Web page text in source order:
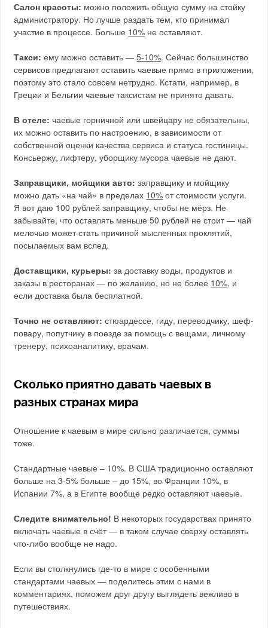
Салон красоты: можно положить общую сумму на стойку
администратору. Но лучше раздать тем, кто принимал
участие в процессе. Больше 10% не оставляют.
Такси: ему можно оставить —5-10%. Сейчас большинство
сервисов предлагают оставить чаевые прямо в приложении,
поэтому это стало совсем нетрудно. Кстати, например, в
Греции и Бельгии чаевые таксистам не принято давать.
В отеле: чаевые горничной или швейцару не обязательны,
их можно оставить по настроению, в зависимости от
собственной оценки качества сервиса и статуса гостиницы.
Консьержу, лифтеру, уборщику мусора чаевые не дают.
Заправщики, мойщики авто: заправщику и мойщику
можно дать «на чай» в пределах 10% от стоимости услуги.
Я вот даю 100 рублей заправщику, чтобы не мёрз. Не
забывайте, что оставлять меньше 50 рублей не стоит — чай
мелочью может стать причиной мысленных проклятий,
посылаемых вам вслед.
Доставщики, курьеры: за доставку воды, продуктов и
заказы в ресторанах — по желанию, но не более 10%, и
если доставка была бесплатной.
Точно не оставляют: стюардессе, гиду, переводчику, шеф-
повару, попутчику в поезде за помощь с вещами, личному
тренеру, психоаналитику, врачам.
Сколько приятно давать чаевых в
разных странах мира
Отношение к чаевым в мире сильно различается, суммы
тоже.
Стандартные чаевые – 10%. В США традиционно оставляют
больше на 3-5% больше – до 15%, во Франции 10%, в
Испании 7%, а в Египте вообще редко оставляют чаевые.
Следите внимательно! В некоторых государствах принято
включать чаевые в счёт — в таком случае сверху оставлять
что-либо вообще не надо.
Если вы столкнулись где-то в мире с особенными
стандартами чаевых — поделитесь этим с нами в
комментариях, поможем друг другу выглядеть вежливо в
путешествиях.